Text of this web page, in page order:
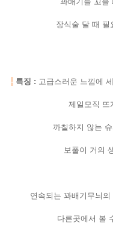
장식술 달 때 필
- 특징 : 고급스러운 느낌에
제일모직 뜨
까칠하지 않는
보풀이 거의
연속되는 꽈배기무늬
다른곳에서 볼